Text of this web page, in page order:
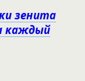
зенита
каждый